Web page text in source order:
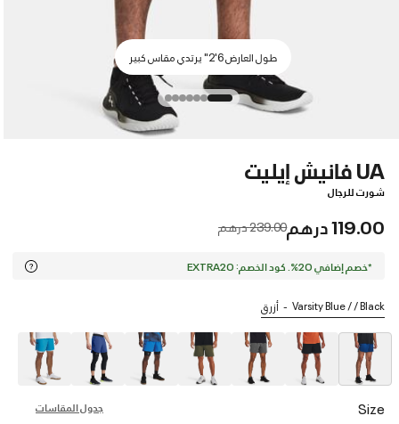
طول العارض 6'2" يرتدي مقاس كبير
UA فانيش إيليت
شورت للرجال
119.00 درهم Price reduced from
239.00 درهم to
*خصم إضافي 20%. كود الخصم: EXTRA20
Varsity Blue / / Black أزرق
Size جدول المقاسات